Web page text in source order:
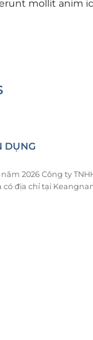
mollit anim
DỤNG
2026 Công ty
có địa chỉ tại
E6 KĐT Mới Cầu
Hà Nội. Điện thoại: